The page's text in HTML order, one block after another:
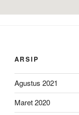
ARSIP
Agustus 2021
Maret 2020